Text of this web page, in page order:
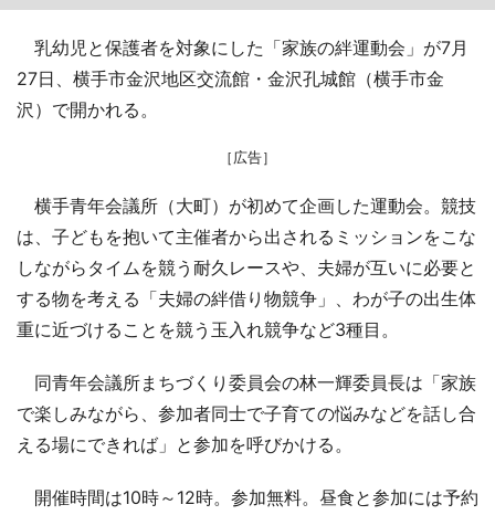
乳幼児と保護者を対象にした「家族の絆運動会」が7月
27日、横手市金沢地区交流館・金沢孔城館（横手市金
沢）で開かれる。
［広告］
横手青年会議所（大町）が初めて企画した運動会。競技
は、子どもを抱いて主催者から出されるミッションをこな
しながらタイムを競う耐久レースや、夫婦が互いに必要と
する物を考える「夫婦の絆借り物競争」、わが子の出生体
重に近づけることを競う玉入れ競争など3種目。
同青年会議所まちづくり委員会の林一輝委員長は「家族
で楽しみながら、参加者同士で子育ての悩みなどを話し合
える場にできれば」と参加を呼びかける。
開催時間は10時～12時。参加無料。昼食と参加には予約